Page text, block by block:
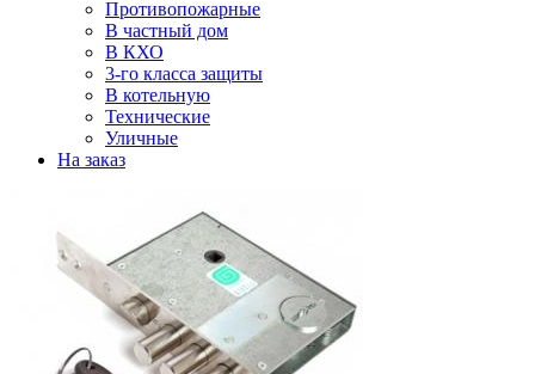
Противопожарные
В частный дом
В КХО
3-го класса защиты
В котельную
Технические
Уличные
На заказ